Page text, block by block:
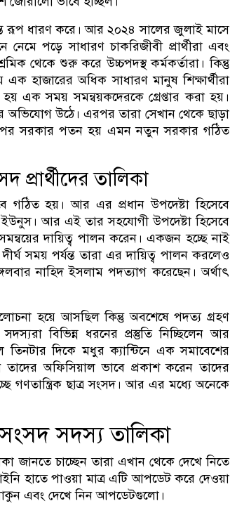
রূপ ধারণ করে। আর ২০২৪ সালের জুলাই মাসে
পড়ে সাধারণ চাকরিজীবী প্রার্থীরা এবং
থেকে শুরু করে উচ্চপদস্থ কর্মকর্তারা। কিন্তু
হাজারের অধিক সাধারণ মানুষ শিক্ষার্থীরা
এক সময় সমন্বয়কদেরকে গ্রেপ্তার করা হয়।
অভিযোগ উঠে। এরপর তারা সেখান থেকে ছাড়া
সরকার পতন হয় এমন নতুন সরকার গঠিত
প্রার্থীদের তালিকা
গঠিত হয়। আর এর প্রধান উপদেষ্টা হিসেবে
ইউনুস। আর এই তার সহযোগী উপদেষ্টা হিসেবে
দায়িত্ব পালন করেন। একজন হচ্ছে নাই
সময় পর্যন্ত তারা এর দায়িত্ব পালন করলেও
নাহিদ ইসলাম পদত্যাগ করেছেন। অর্থাৎ
হয়ে আসছিল কিন্তু অবশেষে পদত্য গ্রহণ
বিভিন্ন ধরনের প্রস্তুতি নিচ্ছিলেন আর
দিকে মধুর ক্যান্টিনে এক সমাবেশের
অফিসিয়াল ভাবে প্রকাশ করেন তাদের
ছাত্র সংসদ। আর এর মধ্যে অনেকে
সংসদ সদস্য তালিকা
জানতে চাচ্ছেন তারা এখান থেকে দেখে নিতে
হাতে পাওয়া মাত্র এটি আপডেট করে দেওয়া
এবং দেখে নিন আপডেটগুলো।